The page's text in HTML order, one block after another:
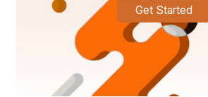
बदलावों के कारण बाघों के लिए अनुकूल
होता जा रहा है।
संरक्षण के प्रयास
Get Started